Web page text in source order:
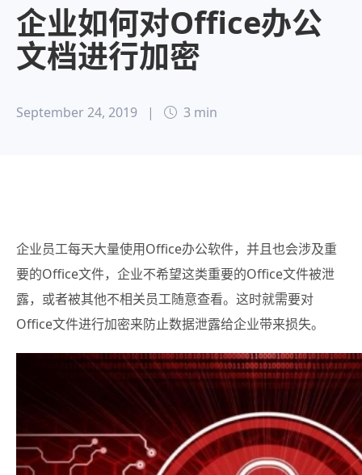
企业如何对Office办公
文档进行加密
September 24, 2019 | 3 min
企业员工每天大量使用Office办公软件，并且也会涉及重
要的Office文件，企业不希望这类重要的Office文件被泄
露，或者被其他不相关员工随意查看。这时就需要对
Office文件进行加密来防止数据泄露给企业带来损失。